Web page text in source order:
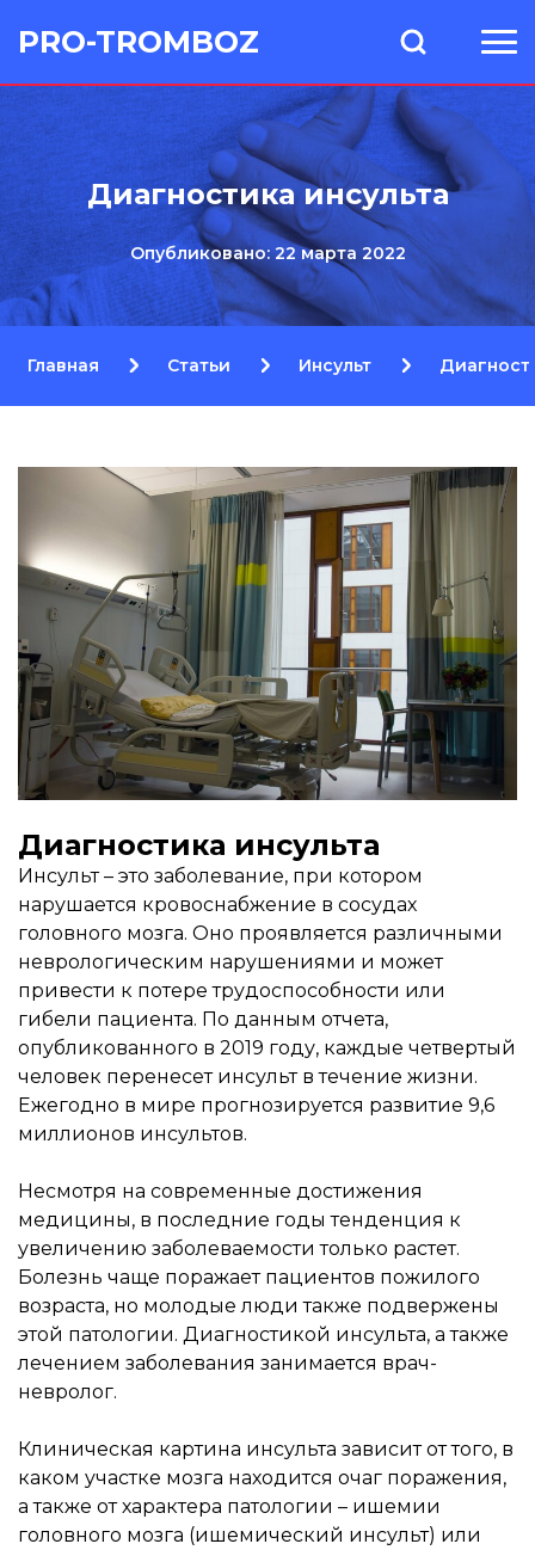
PRO-TROMBOZ
Главная Статьи Инсульт
Диагностика инсульта
Опубликовано: 22 марта 2022
Диагностика инсульта
Инсульт – это заболевание, при котором
нарушается кровоснабжение в сосудах
головного мозга. Оно проявляется различными
неврологическим нарушениями и может
привести к потере трудоспособности или
гибели пациента. По данным отчета,
опубликованного в 2019 году, каждые четвертый
человек перенесет инсульт в течение жизни.
Ежегодно в мире прогнозируется развитие 9,6
миллионов инсультов.
Несмотря на современные достижения
медицины, в последние годы тенденция к
увеличению заболеваемости только растет.
Болезнь чаще поражает пациентов пожилого
возраста, но молодые люди также подвержены
этой патологии. Диагностикой инсульта, а также
лечением заболевания занимается врач-
невролог.
Клиническая картина инсульта зависит от того, в
каком участке мозга находится очаг поражения,
а также от характера патологии – ишемии
головного мозга (ишемический инсульт) или